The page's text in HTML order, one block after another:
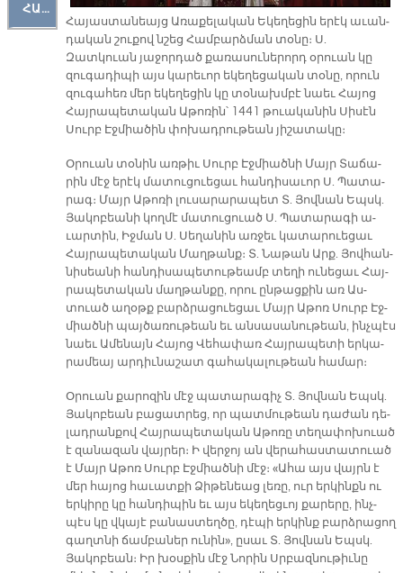
ՀԱՐԹԱԿ
Հա­յաս­տա­նեայց Ա­ռա­քե­լա­կան Ե­կե­ղե­ցին ե­րէկ ա­ւան­
դա­կան շու­քով նշեց Համ­բարձ­ման տօ­նը։ Ս.
Զատկուան յա­ջոր­դած քա­ռա­սու­նե­րորդ օ­րուան կը
զու­գա­դի­պի այս կա­րե­ւոր ե­կե­ղե­ցա­կան տօ­նը, ո­րուն
զու­գա­հեռ մեր ե­կե­ղե­ցին կը տօ­նախմ­բէ նաեւ Հա­յոց
Հայ­րա­պե­տա­կան Ա­թո­ռին՝ 1441 թուա­կա­նին Սի­սէն
Սուրբ Էջ­միա­ծին փո­խադ­րու­թեան յի­շա­տա­կը։
Օ­րուան տօ­նին առ­թիւ Սուրբ Էջ­միած­նի Մայր Տա­ճա­
րին մէջ ե­րէկ մա­տու­ցուե­ցաւ հան­դի­սա­ւոր Ս. Պա­տա­
րագ։ Մայր Ա­թո­ռի լու­սա­րա­րա­պետ Տ. Յով­նան Եպսկ.
Յա­կո­բեա­նի կող­մէ մա­տու­ցուած Ս. Պա­տա­րա­գի ա­
ւար­տին, Իջ­ման Ս. Սե­ղա­նին առ­ջեւ կա­տա­րուե­ցաւ
Հայ­րա­պե­տա­կան Մաղ­թանք։ Տ. Նա­թան Արք. Յով­հան­
նի­սեա­նի հան­դի­սա­պե­տու­թեամբ տե­ղի ու­նե­ցաւ Հայ­
րա­պե­տա­կան մաղ­թան­քը, ո­րու ըն­թաց­քին առ Աս­
տուած ա­ղօթք բարձ­րա­ցուե­ցաւ Մայր Ա­թոռ Սուրբ Էջ­
միած­նի պայ­ծա­ռու­թեան եւ ան­սա­սա­նու­թեան, ինչ­պէս
նաեւ Ա­մե­նայն Հա­յոց Վե­հա­փառ Հայ­րա­պե­տի եր­կա­
րա­մեայ ար­դիւ­նա­շատ գա­հա­կա­լու­թեան հա­մար։
Օ­րուան քա­րո­զին մէջ պա­տա­րա­գիչ Տ. Յով­նան Եպսկ.
Յա­կո­բեան բա­ցատ­րեց, որ պատ­մու­թեան դա­ժան դե­
լադ­րան­քով Հայ­րա­պե­տա­կան Ա­թո­ռը տե­ղա­փոխուած
է զա­նա­զան վայ­րեր։ Ի վեր­ջոյ ան վե­րա­հաս­տա­տուած
է Մայր Ա­թոռ Սուրբ Էջ­միած­նի մէջ։ «Ա­հա այս վայրն է
մեր հա­յոց հա­ւատ­քի Ձի­թե­նեաց լե­ռը, ուր եր­կինքն ու
եր­կի­րը կը հան­դի­պին եւ այս ե­կե­ղեց­ւոյ քա­րե­րը, ինչ­
պէս կը վկա­յէ բա­նաս­տեղ­ծը, դէ­պի եր­կինք բարձ­րա­ցող
գաղտ­նի ճամ­բա­ներ ու­նին», ը­սաւ Տ. Յով­նան Եպսկ.
Յա­կո­բեան։ Իր խօս­քին մէջ Նո­րին Սրբազ­նու­թիւ­նը